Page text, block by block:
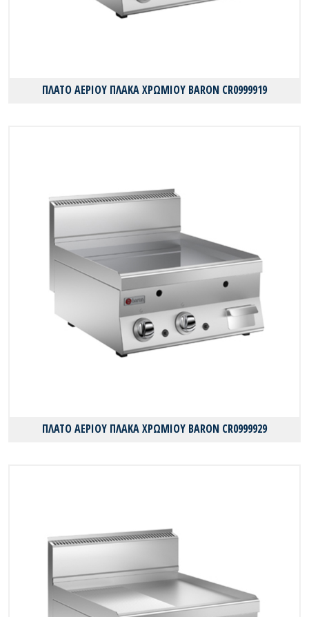
ΠΛΑΤΟ ΑΕΡΙΟΥ ΠΛΑΚΑ ΧΡΩΜΙΟΥ BARON CR0999919
ΠΛΑΤΟ ΑΕΡΙΟΥ ΠΛΑΚΑ ΧΡΩΜΙΟΥ BARON CR0999929